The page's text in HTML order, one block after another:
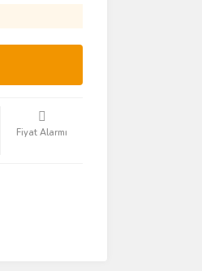
Fiyat Alarmı